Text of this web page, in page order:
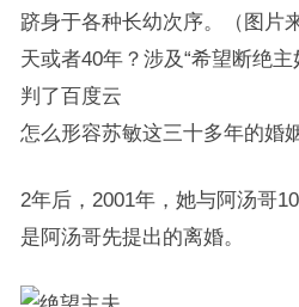
跻身于各种长幼次序。（图片
天或者40年？涉及“希望断绝
判了百度云
怎么形容苏敏这三十多年的婚
2年后，2001年，她与阿汤哥
是阿汤哥先提出的离婚。